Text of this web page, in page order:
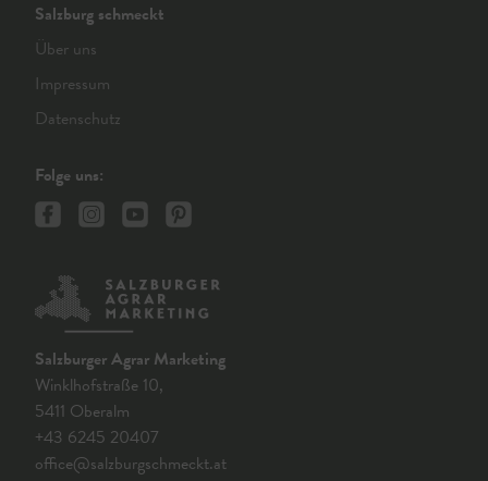
Salzburg schmeckt
Über uns
Impressum
Datenschutz
Folge uns:
Salzburger Agrar Marketing
Winklhofstraße 10,
5411 Oberalm
+43 6245 20407
office@salzburgschmeckt.at